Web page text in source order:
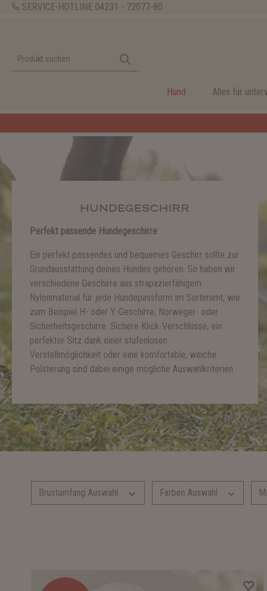
SERVICE-HOTLINE 04231 - 72077-80
Hund Alles für
HUNDEGESCHIRR
Perfekt passende Hundegeschirre
Ein perfekt passendes und bequemes Geschirr sollte zur
Grundausstattung deines Hundes gehören. So haben wir
verschiedene Geschirre aus strapazierfähigem
Nylonmaterial für jede Hundepassform im Sortiment, wie
zum Beispiel H- oder Y-Geschirre, Norweger- oder
Sicherheitsgeschirre. Sichere Klick-Verschlüsse, ein
perfekter Sitz dank einer stufenlosen
Verstellmöglichkeit oder eine komfortable, weiche
Polsterung sind dabei einige mögliche Auswahlkriterien.
Brustumfang Auswahl Farben Auswahl